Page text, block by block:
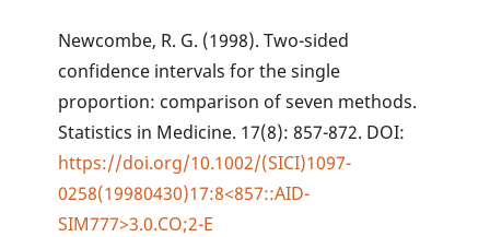
Newcombe, R. G. (1998). Two-sided
confidence intervals for the single
proportion: comparison of seven methods.
Statistics in Medicine. 17(8): 857-872. DOI:
https://doi.org/10.1002/(SICI)1097-
0258(19980430)17:8<857::AID-
SIM777>3.0.CO;2-E